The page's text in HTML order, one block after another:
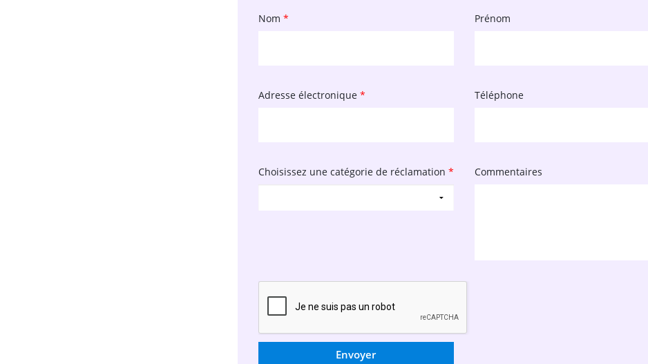
Nom * Prénom
Adresse électronique * Téléphone
Choisissez une catégorie de réclamation * Commentaires
Envoyer